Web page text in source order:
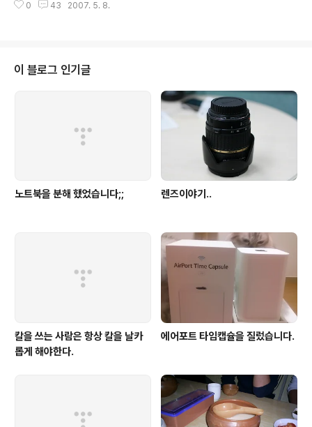
트2일 것이라는 소문도 있고요... 최근에는...한번 판매하면 수익이 끝나는 스타
겠습니다. 테란족 : 1랩은 SCV를 운전 할 수 있다. 랩이 5가 되면 마린으로 전직
이 가능하고... 10이 되면 벌쳐를 운전할 수 있다. 근..
0 43 2007. 5. 8.
이 블로그 인기글
노트북을 분해 했었습니다;; 렌즈이야기..
칼을 쓰는 사람은 항상 칼을 날카
롭게 해야한다.
에어포트 타임캡슐을 질렀습니다.